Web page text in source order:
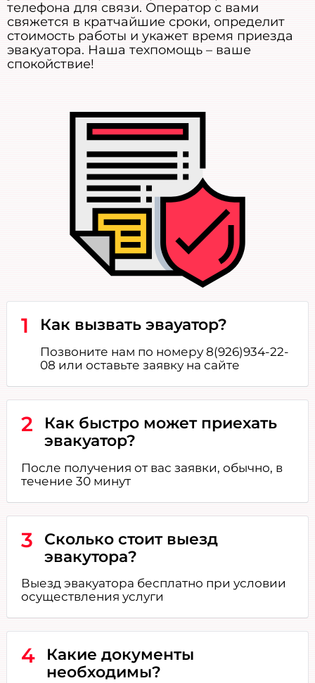
телефона для связи. Оператор с вами
свяжется в кратчайшие сроки, определит
стоимость работы и укажет время приезда
эвакуатора. Наша техпомощь – ваше
спокойствие!
1 Как вызвать эвауатор?
Позвоните нам по номеру 8(926)934-22-
08 или оставьте заявку на сайте
2
Как быстро может приехать
эвакуатор?
После получения от вас заявки, обычно, в
течение 30 минут
3
Сколько стоит выезд
эвакутора?
Выезд эвакуатора бесплатно при условии
осуществления услуги
4
Какие документы
необходимы?